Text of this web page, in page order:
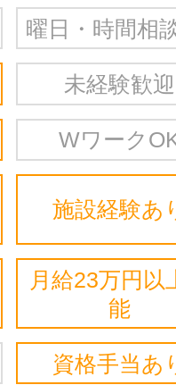
曜日・時間相
未経験歓迎
Wワーク
施設経験あ
月給23万円以
能
資格手当あ